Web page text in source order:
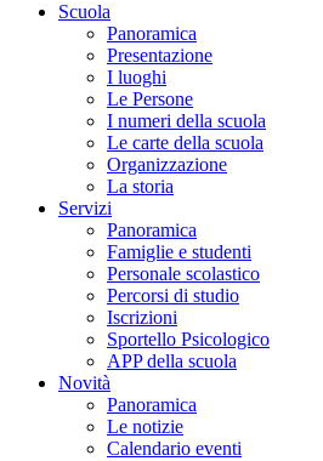
Scuola
Panoramica
Presentazione
I luoghi
Le Persone
I numeri della scuola
Le carte della scuola
Organizzazione
La storia
Servizi
Panoramica
Famiglie e studenti
Personale scolastico
Percorsi di studio
Iscrizioni
Sportello Psicologico
APP della scuola
Novità
Panoramica
Le notizie
Calendario eventi